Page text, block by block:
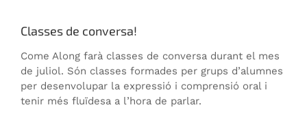
Classes de conversa!
Come Along farà classes de conversa durant el mes
de juliol. Són classes formades per grups d’alumnes
per desenvolupar la expressió i comprensió oral i
tenir més fluïdesa a l’hora de parlar.